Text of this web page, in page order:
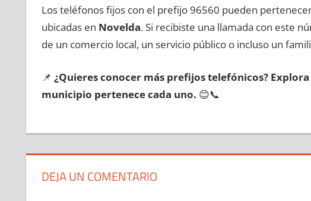
Los teléfonos fijos сοn el prefijo 96560 pueden
ubicadas en Novelda. Si recibiste una llamada сοn еstе
dе un comercio local, un servicio público ο incluso un
📌 ¿Quieres conocer mа́s prefijos telefónicos?
municipio pertenece cada uno. 😊📞
DEJA UN COMENTARIO